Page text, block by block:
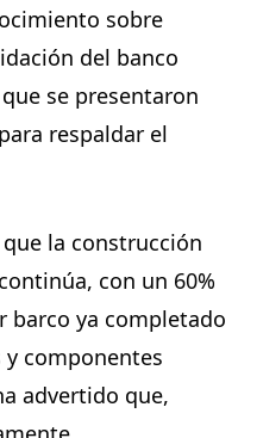
sobre
del banco
se presentaron
respaldar el
la construcción
con un 60%
barco ya completado
y componentes
advertido que,